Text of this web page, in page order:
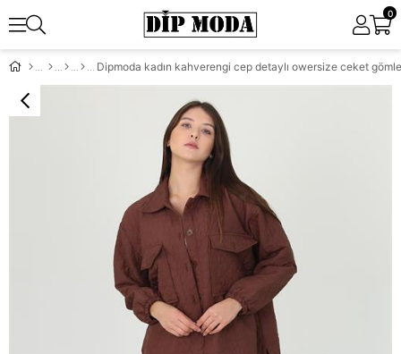
0
Dipmoda kadın kahverengi cep detaylı owersize ceket